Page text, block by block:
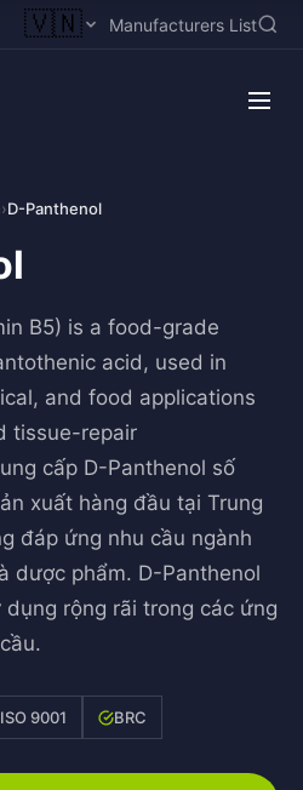
🇻🇳 Manufacturers List
›D-Panthenol
B5) is a food-grade
acid, used in
and food applications
tissue-repair
cấp D-Panthenol số
xuất hàng đầu tại Trung
đáp ứng nhu cầu ngành
dược phẩm. D-Panthenol
rộng rãi trong các ứng
ISO 9001 BRC